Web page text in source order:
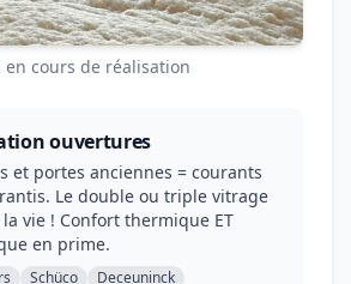
en cours de réalisation
ouvertures
et portes anciennes = courants
Le double ou triple vitrage
vie ! Confort thermique ET
en prime.
Schüco
Deceuninck